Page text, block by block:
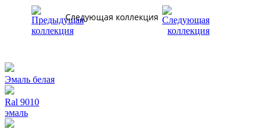
Следующая коллекция
Эмаль белая
Ral 9010
эмаль